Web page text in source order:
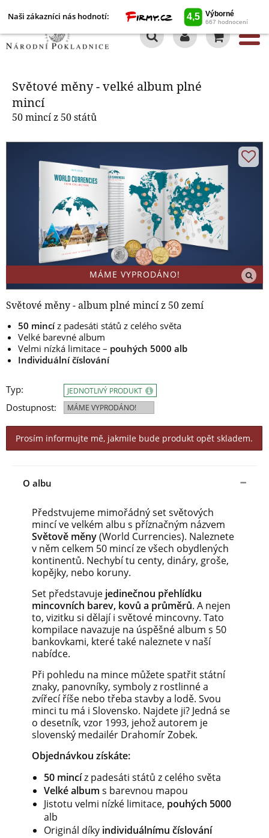
Naši zákazníci nás hodnotí:
Světové měny - velké album plné
mincí
50 mincí z 50 států
MÁME VYPRODÁNO!
Světové měny - album plné mincí z 50 zemí
50 mincíz padesáti států z celého světa
Velké barevné album
Velmi nízká limitace – pouhých 5000 alb
Individuální číslování
Typ:
Dostupnost:
JEDNOTLIVÝ PRODUKT
MÁME VYPRODÁNO!
Prosím informujte mě, jakmile bude produkt opět skladem.
O albu
Předstvujeme mimořádný set světových
mincí ve velkém albu s příznačným názvem
Světově měny(World Currencies). Naleznete
v něm celkem 50 mincí ze všech obydlených
kontinentů. Nechybí tu centy, dináry, groše,
kopějky, nebo koruny.
Set představuje jedinečnou přehlídku
mincovních barev, kovů a průměrů. A nejen
to, vizitku si dělají i světové mincovny. Tato
kompilace navazuje na úspěšné album s 50
bankovkami, které také naleznete v naší
nabídce.
Při pohledu na mince můžete spatřit státní
znaky, panovníky, symboly z rostlinné a
zvířecí říše nebo třeba stavby a lodě. Svou
minci tu má i Slovensko. Najdete ji? Jedná se
o desetník, vzor 1993, jehož autorem je
slovenský medailér Drahomír Zobek.
Objednávkou získáte:
50 mincíz padesáti států z celého světa
Velké album s barevnou mapou
Jistotu velmi nízké limitace, pouhých 5000
alb
Originál díky individuálnímu číslování
Světové měny - velké album plné